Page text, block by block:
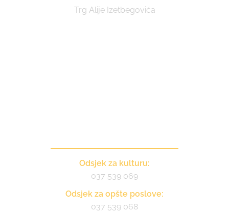
Trg Alije Izetbegovića
Odsjek za kulturu:
037 539 069
Odsjek za opšte poslove:
037 539 068